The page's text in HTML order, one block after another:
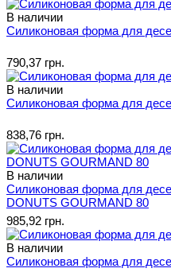
В наличии
Силиконовая форма для
790,37 грн.
В наличии
Силиконовая форма для
838,76 грн.
В наличии
Силиконовая форма для
DONUTS GOURMAND 80
985,92 грн.
В наличии
Силиконовая форма для